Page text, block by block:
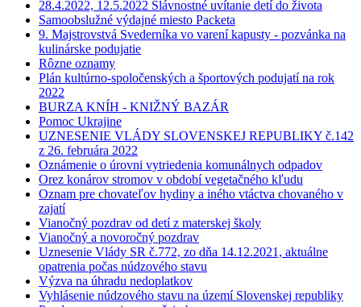
28.4.2022, 12.5.2022 Slávnostné uvítanie detí do života
Samoobslužné výdajné miesto Packeta
9. Majstrovstvá Svederníka vo varení kapusty - pozvánka na
kulinárske podujatie
Rôzne oznamy
Plán kultúrno-spoločenských a športových podujatí na rok
2022
BURZA KNÍH - KNIŽNÝ BAZÁR
Pomoc Ukrajine
UZNESENIE VLÁDY SLOVENSKEJ REPUBLIKY č.142
z 26. februára 2022
Oznámenie o úrovni vytriedenia komunálnych odpadov
Orez konárov stromov v období vegetačného kľudu
Oznam pre chovateľov hydiny a iného vtáctva chovaného v
zajatí
Vianočný pozdrav od detí z materskej školy
Vianočný a novoročný pozdrav
Uznesenie Vlády SR č.772, zo dňa 14.12.2021, aktuálne
opatrenia počas núdzového stavu
Výzva na úhradu nedoplatkov
Vyhlásenie núdzového stavu na území Slovenskej republiky